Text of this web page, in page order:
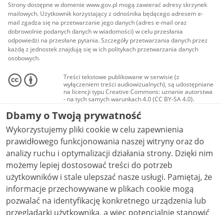
Strony dostępne w domenie www.gov.pl mogą zawierać adresy skrzynek
mailowych. Użytkownik korzystający z odnośnika będącego adresem e-
mail zgadza się na przetwarzanie jego danych (adres e-mail oraz
dobrowolnie podanych danych w wiadomości) w celu przesłania
odpowiedzi na przesłane pytania. Szczegóły przetwarzania danych przez
każdą z jednostek znajdują się w ich politykach przetwarzania danych
osobowych.
Treści tekstowe publikowane w serwisie (z
wyłączeniem treści audiowizualnych), są udostępniane
na licencji typu Creative Commons: uznanie autorstwa
- na tych samych warunkach 4.0 (CC BY-SA 4.0).
Materiały audiowizualne, w tym zdjęcia, materiały
audio i wideo, są udostępniane na licencji typu
Creative Commons: uznanie autorstwa użycie
niekomercyjne - bez utworów zależnych 4.0 (CC BY-
NC-ND 4.0), o ile nie jest to stwierdzone inaczej.
Dbamy o Twoją prywatność
Wykorzystujemy pliki cookie w celu zapewnienia
prawidłowego funkcjonowania naszej witryny oraz do
analizy ruchu i optymalizacji działania strony. Dzięki nim
możemy lepiej dostosować treści do potrzeb
użytkowników i stale ulepszać nasze usługi. Pamiętaj, że
informacje przechowywane w plikach cookie mogą
pozwalać na identyfikację konkretnego urządzenia lub
przeglądarki użytkownika, a więc potencjalnie stanowić